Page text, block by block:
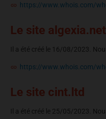
https://www.whois.com/
Le site algexia.net
Il a été créé le 16/08/2023.
https://www.whois.com/
Le site cint.ltd
Il a été créé le 25/05/2023.